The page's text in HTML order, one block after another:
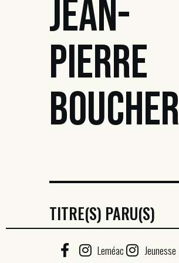
JEAN-
PIERRE
BOUCHER
TITRE(S) PARU(S)
Leméac Jeunesse